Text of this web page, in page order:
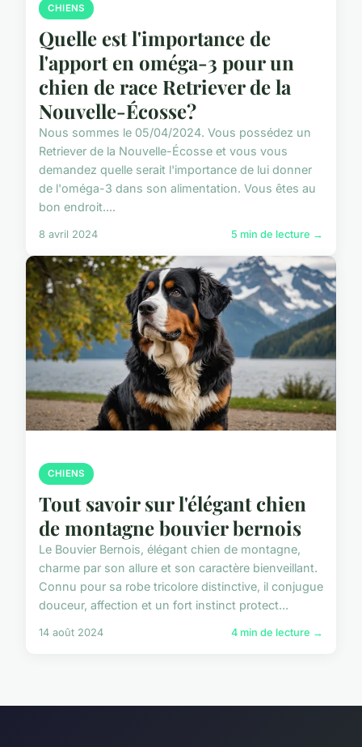
CHIENS
Quelle est l'importance de
l'apport en oméga-3 pour un
chien de race Retriever de la
Nouvelle-Écosse?
Nous sommes le 05/04/2024. Vous possédez un
Retriever de la Nouvelle-Écosse et vous vous
demandez quelle serait l'importance de lui donner
de l'oméga-3 dans son alimentation. Vous êtes au
bon endroit....
8 avril 2024 5 min de lecture →
CHIENS
Tout savoir sur l'élégant chien
de montagne bouvier bernois
Le Bouvier Bernois, élégant chien de montagne,
charme par son allure et son caractère bienveillant.
Connu pour sa robe tricolore distinctive, il conjugue
douceur, affection et un fort instinct protect...
14 août 2024 4 min de lecture →